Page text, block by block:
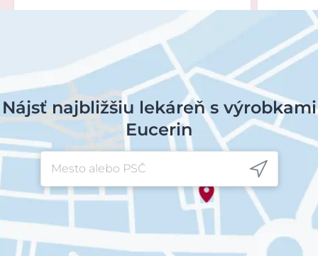
Nájsť najbližšiu lekáreň s výrobkami
Eucerin